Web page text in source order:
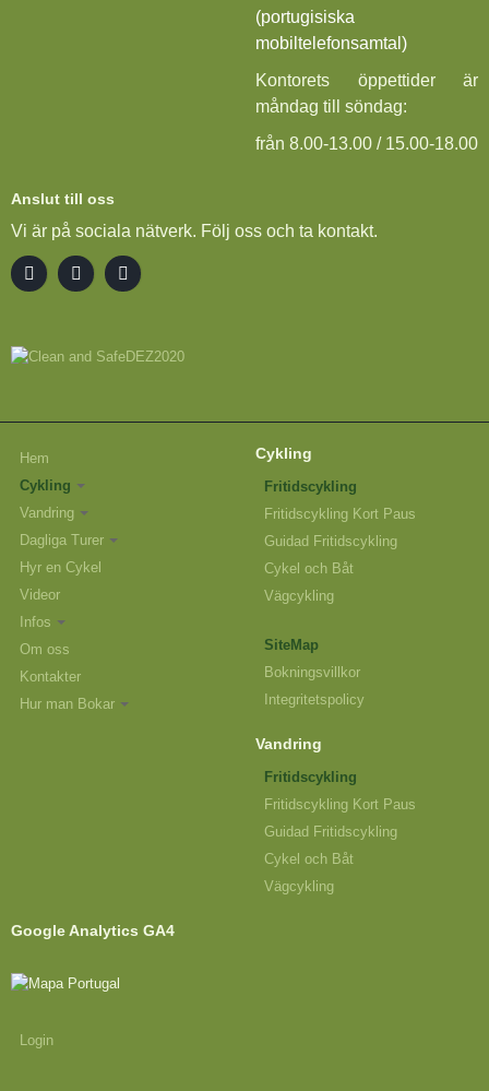
(portugisiska
mobiltelefonsamtal)
Kontorets öppettider är
måndag till söndag:
från 8.00-13.00 / 15.00-18.00
Anslut till oss
Vi är på sociala nätverk. Följ oss och ta kontakt.
Hem
Cykling
Vandring
Dagliga Turer
Hyr en Cykel
Videor
Infos
Om oss
Kontakter
Hur man Bokar
Cykling
Fritidscykling
Fritidscykling Kort Paus
Guidad Fritidscykling
Cykel och Båt
Vägcykling
SiteMap
Bokningsvillkor
Integritetspolicy
Vandring
Fritidscykling
Fritidscykling Kort Paus
Guidad Fritidscykling
Cykel och Båt
Vägcykling
Google Analytics GA4
Login